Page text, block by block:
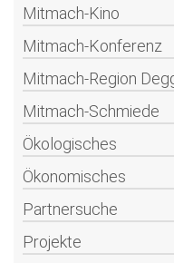
Mitmach-Kino
Mitmach-Konferenz
Mitmach-Region
Mitmach-Schmiede
Ökologisches
Ökonomisches
Partnersuche
Projekte